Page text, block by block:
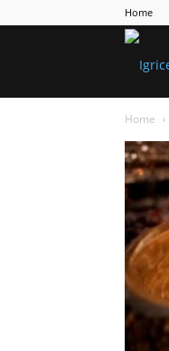
Home
Home